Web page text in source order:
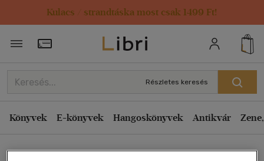
Kulacs / strandtáska most csak 1499 Ft!
Törzsvásárlói Kártya adatai
Részletes keresés
Könyvek E-könyvek Hangoskönyvek Antikvár
Rendezés
Kiadás éve szerint csökkenő
Ár szerint csökkenő
Eladott darabszám szerint csökkenő